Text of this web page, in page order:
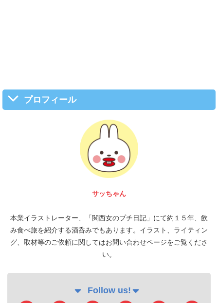
プロフィール
サッちゃん
本業イラストレーター、「関西女のプチ日記」にて約１５年、飲
み食べ旅を紹介する酒呑みでもあります。イラスト、ライティン
グ、取材等のご依頼に関してはお問い合わせページをご覧くださ
い。
Follow us!